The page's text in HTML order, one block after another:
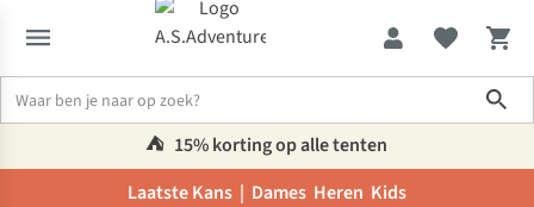
⛺️ 15% korting op alle tenten
Laatste Kans | Dames Heren Kids